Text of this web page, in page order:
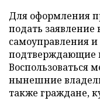
Для оформления
подать заявление
самоуправления
подтверждающие
Воспользоваться
нынешние
также граждане,